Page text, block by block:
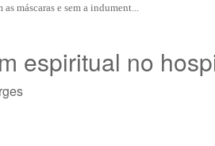
máscaras e sem a indument...
espiritual no